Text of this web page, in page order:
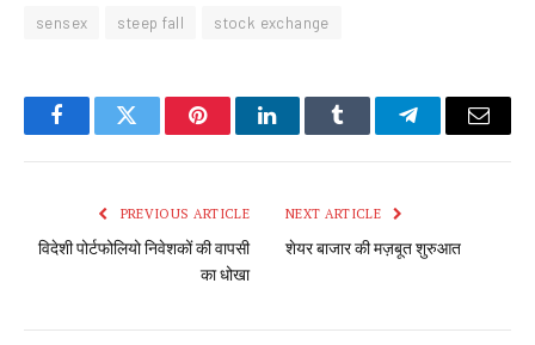
sensex steep fall stock exchange
FacebookTwitter PinterestLinkedInTumblr TelegramEmail
PREVIOUS ARTICLE
विदेशी पोर्टफोलियो निवेशकों की वापसी
का धोखा
NEXT ARTICLE
शेयर बाजार की मज़बूत शुरुआत